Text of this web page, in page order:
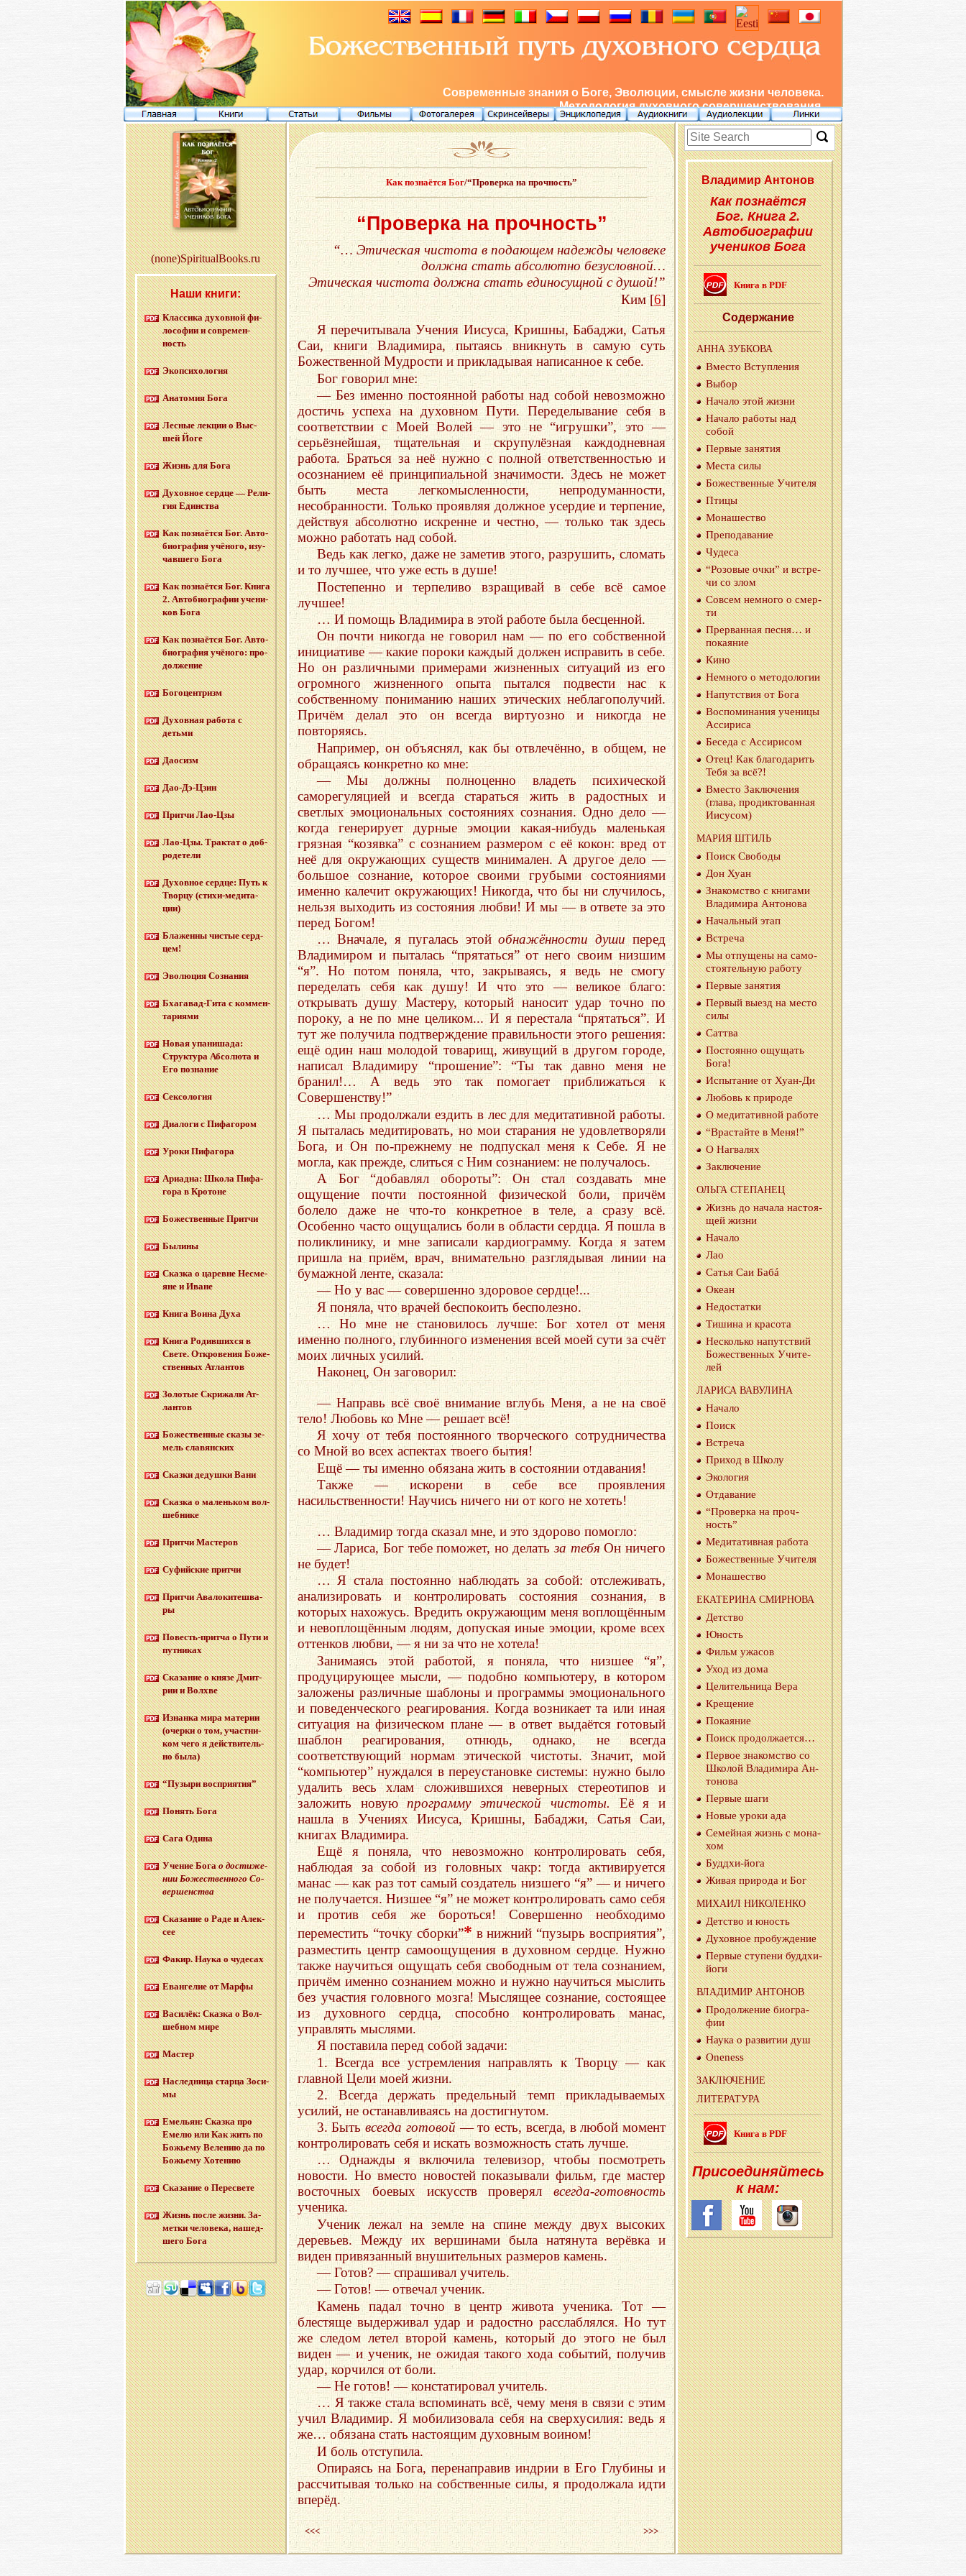
Современные знания о Боге, Эволюции, смысле жизни человека.
Методология духовного совершенствования.
Как познаётся Бог/“Проверка на прочность”
“Проверка на прочность”
“… Этическая чистота в подающем надежды человеке
должна стать абсолютно безусловной…
Этическая чистота должна стать единосущной с душой!”
Ким [6]
Я перечитывала Учения Иисуса, Кришны, Бабаджи, Сатья
Саи, книги Владимира, пытаясь вникнуть в самую суть
Божественной Мудрости и прикладывая написанное к себе.
Бог говорил мне:
— Без именно постоянной работы над собой невозможно
достичь успеха на духовном Пути. Переделывание себя в
соответствии с Моей Волей — это не “игрушки”, это —
серьёзнейшая, тщательная и скрупулёзная каждодневная
работа. Браться за неё нужно с полной ответственностью и
осознанием её принципиальной значимости. Здесь не может
быть места легкомысленности, непродуманности,
несобранности. Только проявляя должное усердие и терпение,
действуя абсолютно искренне и честно, — только так здесь
можно работать над собой.
Ведь как легко, даже не заметив этого, разрушить, сломать
и то лучшее, что уже есть в душе!
Постепенно и терпеливо взращивай в себе всё самое
лучшее!
… И помощь Владимира в этой работе была бесценной.
Он почти никогда не говорил нам — по его собственной
инициативе — какие пороки каждый должен исправить в себе.
Но он различными примерами жизненных ситуаций из его
огромного жизненного опыта пытался подвести нас к
собственному пониманию наших этических неблагополучий.
Причём делал это он всегда виртуозно и никогда не
повторяясь.
Например, он объяснял, как бы отвлечённо, в общем, не
обращаясь конкретно ко мне:
— Мы должны полноценно владеть психической
саморегуляцией и всегда стараться жить в радостных и
светлых эмоциональных состояниях сознания. Одно дело —
когда генерирует дурные эмоции какая-нибудь маленькая
грязная “козявка” с сознанием размером с её кокон: вред от
неё для окружающих существ минимален. А другое дело —
большое сознание, которое своими грубыми состояниями
именно калечит окружающих! Никогда, что бы ни случилось,
нельзя выходить из состояния любви! И мы — в ответе за это
перед Богом!
… Вначале, я пугалась этойобнажённости душиперед
Владимиром и пыталась “прятаться” от него своим низшим
“я”. Но потом поняла, что, закрываясь, я ведь не смогу
переделать себя как душу! И что это — великое благо:
открывать душу Мастеру, который наносит удар точно по
пороку, а не по мне целиком... И я перестала “прятаться”. И
тут же получила подтверждение правильности этого решения:
ещё один наш молодой товарищ, живущий в другом городе,
написал Владимиру “прошение”: “Ты так давно меня не
бранил!… А ведь это так помогает приближаться к
Совершенству!”
… Мы продолжали ездить в лес для медитативной работы.
Я пыталась медитировать, но мои старания не удовлетворяли
Бога, и Он по-прежнему не подпускал меня к Себе. Я не
могла, как прежде, слиться с Ним сознанием: не получалось.
А Бог “добавлял обороты”: Он стал создавать мне
ощущение почти постоянной физической боли, причём
болело даже не что-то конкретное в теле, а сразу всё.
Особенно часто ощущались боли в области сердца. Я пошла в
поликлинику, и мне записали кардиограмму. Когда я затем
пришла на приём, врач, внимательно разглядывая линии на
бумажной ленте, сказала:
— Но у вас — совершенно здоровое сердце!...
Я поняла, что врачей беспокоить бесполезно.
… Но мне не становилось лучше: Бог хотел от меня
именно полного, глубинного изменения всей моей сути за счёт
моих личных усилий.
Наконец, Он заговорил:
— Направь всё своё внимание вглубь Меня, а не на своё
тело! Любовь ко Мне — решает всё!
Я хочу от тебя постоянного творческого сотрудничества
со Мной во всех аспектах твоего бытия!
Ещё — ты именно обязана жить в состоянии отдавания!
Также — искорени в себе все проявления
насильственности! Научись ничего ни от кого не хотеть!
… Владимир тогда сказал мне, и это здорово помогло:
— Лариса, Бог тебе поможет, но делатьза тебяОн ничего
не будет!
… Я стала постоянно наблюдать за собой: отслеживать,
анализировать и контролировать состояния сознания, в
которых нахожусь. Вредить окружающим меня воплощённым
и невоплощённым людям, допуская иные эмоции, кроме всех
оттенков любви, — я ни за что не хотела!
Занимаясь этой работой, я поняла, что низшее “я”,
продуцирующее мысли, — подобно компьютеру, в котором
заложены различные шаблоны и программы эмоционального
и поведенческого реагирования. Когда возникает та или иная
ситуация на физическом плане — в ответ выдаётся готовый
шаблон реагирования, отнюдь, однако, не всегда
соответствующий нормам этической чистоты. Значит, мой
“компьютер” нуждался в переустановке системы: нужно было
удалить весь хлам сложившихся неверных стереотипов и
заложить новуюпрограмму этической чистоты. Её я и
нашла в Учениях Иисуса, Кришны, Бабаджи, Сатья Саи,
книгах Владимира.
Ещё я поняла, что невозможно контролировать себя,
наблюдая за собой из головных чакр: тогда активируется
манас — как раз тот самый создатель низшего “я” — и ничего
не получается. Низшее “я” не может контролировать само себя
и против себя же бороться! Совершенно необходимо
переместить “точку сборки”*в нижний “пузырь восприятия”,
разместить центр самоощущения в духовном сердце. Нужно
также научиться ощущать себя свободным от тела сознанием,
причём именно сознанием можно и нужно научиться мыслить
без участия головного мозга! Мыслящее сознание, состоящее
из духовного сердца, способно контролировать манас,
управлять мыслями.
Я поставила перед собой задачи:
1. Всегда все устремления направлять к Творцу — как
главной Цели моей жизни.
2. Всегда держать предельный темп прикладываемых
усилий, не останавливаясь на достигнутом.
3. Бытьвсегда готовой— то есть, всегда, в любой момент
контролировать себя и искать возможность стать лучше.
… Однажды я включила телевизор, чтобы посмотреть
новости. Но вместо новостей показывали фильм, где мастер
восточных боевых искусств проверял всегда-готовность
ученика.
Ученик лежал на земле на спине между двух высоких
деревьев. Между их вершинами была натянута верёвка и
виден привязанный внушительных размеров камень.
— Готов? — спрашивал учитель.
— Готов! — отвечал ученик.
Камень падал точно в центр живота ученика. Тот —
блестяще выдерживал удар и радостно расслаблялся. Но тут
же следом летел второй камень, который до этого не был
виден — и ученик, не ожидая такого хода событий, получив
удар, корчился от боли.
— Не готов! — констатировал учитель.
… Я также стала вспоминать всё, чему меня в связи с этим
учил Владимир. Я мобилизовала себя на сверхусилия: ведь я
же… обязана стать настоящим духовным воином!
И боль отступила.
Опираясь на Бога, перенаправив индрии в Его Глубины и
рассчитывая только на собственные силы, я продолжала идти
вперёд.
<<< >>>
Вла­ди­мир Ан­то­нов
Как познаётся
Бог. Книга 2.
Автобиографии
учеников Бога
Книга в PDF
Со­дер­жа­ние
АННА ЗУБ­КО­ВА
Вме­сто Вступ­ле­ния
Выбор
На­ча­ло этой жизни
На­ча­ло ра­бо­ты над
собой
Пер­вые за­ня­тия
Места силы
Бо­же­ствен­ные Учи­те­ля
Птицы
Мо­на­ше­ство
Пре­по­да­ва­ние
Чу­де­са
“Ро­зо­вые очки” и встре­
чи со злом
Со­всем немно­го о смер­
ти
Пре­рван­ная песня… и
по­ка­я­ние
Кино
Немно­го о ме­то­до­ло­гии
На­пут­ствия от Бога
Вос­по­ми­на­ния уче­ни­цы
Ас­си­ри­са
Бе­се­да с Ас­си­ри­сом
Отец! Как бла­го­да­рить
Тебя за всё?!
Вме­сто За­клю­че­ния
(глава, про­дик­то­ван­ная
Иису­сом)
МАРИЯ ШТИЛЬ
Поиск Сво­бо­ды
Дон Хуан
Зна­ком­ство с кни­га­ми
Вла­ди­ми­ра Ан­то­но­ва
На­чаль­ный этап
Встре­ча
Мы от­пу­ще­ны на са­мо­
сто­я­тель­ную ра­бо­ту
Пер­вые за­ня­тия
Пер­вый выезд на место
силы
Саттва
По­сто­ян­но ощу­щать
Бога!
Ис­пы­та­ние от Ху­ан-Ди
Лю­бовь к при­ро­де
О ме­ди­та­тив­ной ра­бо­те
“Врас­тай­те в Меня!”
О На­г­ва­лях
За­клю­че­ние
ОЛЬГА СТЕ­ПА­НЕЦ
Жизнь до на­ча­ла на­сто­я­
щей жизни
На­ча­ло
Лао
Сатья Саи Бабá
Океан
Недо­стат­ки
Ти­ши­на и кра­со­та
Несколь­ко на­пут­ствий
Бо­же­ствен­ных Учи­те­
лей
ЛА­РИ­СА ВА­ВУ­ЛИ­НА
На­ча­ло
Поиск
Встре­ча
При­ход в Школу
Эко­ло­гия
От­да­ва­ние
“Про­вер­ка на проч­
ность”
Ме­ди­та­тив­ная ра­бо­та
Бо­же­ствен­ные Учи­те­ля
Мо­на­ше­ство
ЕКА­ТЕ­РИ­НА СМИР­НО­ВА
Дет­ство
Юность
Фильм ужа­сов
Уход из дома
Це­ли­тель­ни­ца Вера
Кре­ще­ние
По­ка­я­ние
Поиск про­дол­жа­ет­ся…
Пер­вое зна­ком­ство со
Шко­лой Вла­ди­ми­ра Ан­
то­но­ва
Пер­вые шаги
Новые уроки ада
Се­мей­ная жизнь с мо­на­
хом
Буд­дхи-йо­га
Живая при­ро­да и Бог
МИ­ХА­ИЛ НИ­КО­ЛЕН­КО
Дет­ство и юность
Ду­хов­ное про­буж­де­ние
Пер­вые сту­пе­ни буд­дхи-
йо­ги
ВЛА­ДИ­МИР АН­ТО­НОВ
Про­дол­же­ние био­гра­
фии
Наука о раз­ви­тии душ
Oneness
ЗА­КЛЮ­ЧЕ­НИЕ
ЛИ­ТЕ­РА­ТУ­РА
Книга в PDF
При­со­еди­няй­тесь
к нам:
(none)SpiritualBooks.ru
Наши книги:
Клас­си­ка ду­хов­ной фи­
ло­со­фии и со­вре­мен­
ность
Эко­пси­хо­ло­гия
Ана­то­мия Бога
Лес­ные лек­ции о Выс­
шей Йоге
Жизнь для Бога
Ду­хов­ное серд­це — Ре­ли­
гия Един­ства
Как по­зна­ёт­ся Бог. Ав­то­
био­гра­фия учё­но­го, изу­
чав­ше­го Бога
Как по­зна­ёт­ся Бог. Книга
2. Ав­то­био­гра­фии уче­ни­
ков Бога
Как по­зна­ёт­ся Бог. Ав­то­
био­гра­фия учё­но­го: про­
дол­же­ние
Бо­го­цен­тризм
Ду­хов­ная ра­бо­та с
детьми
Дао­сизм
Дао-Дэ-Цзин
Прит­чи Лао-Цзы
Лао-Цзы. Трак­тат о доб­
ро­де­те­ли
Ду­хов­ное серд­це: Путь к
Твор­цу (сти­хи-ме­ди­та­
ции)
Бла­жен­ны чи­стые серд­
цем!
Эво­лю­ция Со­зна­ния
Бха­га­вад-Ги­та с ком­мен­
та­ри­я­ми
Новая упа­ни­ша­да:
Струк­ту­ра Аб­со­лю­та и
Его по­зна­ние
Сек­со­ло­гия
Диа­ло­ги с Пи­фа­го­ром
Уроки Пи­фа­го­ра
Ари­ад­на: Школа Пи­фа­
го­ра в Кро­тоне
Бо­же­ствен­ные Прит­чи
Бы­ли­ны
Сказ­ка о ца­ревне Несме­
яне и Иване
Книга Воина Духа
Книга Ро­див­ших­ся в
Свете. От­кро­ве­ния Бо­же­
ствен­ных Ат­лан­тов
Зо­ло­тые Cкри­жа­ли Ат­
лан­тов
Бо­же­ствен­ные сказы зе­
мель сла­вян­ских
Сказ­ки де­душ­ки Вани
Сказ­ка о ма­лень­ком вол­
шеб­ни­ке
Прит­чи Ма­сте­ров
Су­фий­ские прит­чи
Прит­чи Ава­ло­ки­те­шва­
ры
По­весть-прит­ча о Пути и
пут­ни­ках
Ска­за­ние о князе Дмит­
рии и Волх­ве
Из­нан­ка мира ма­те­рии
(очер­ки о том, участ­ни­
ком чего я дей­стви­тель­
но была)
“Пу­зы­ри вос­при­я­тия”
По­нять Бога
Сага Одина
Уче­ние Богао до­сти­же­
нии Бо­же­ствен­но­го Со­
вер­шен­ства
Ска­за­ние о Раде и Алек­
сее
Факир. Наука о чу­де­сах
Еван­ге­лие от Марфы
Ва­си­лёк: Сказ­ка о Вол­
шеб­ном мире
Ма­стер
На­след­ни­ца стар­ца Зо­си­
мы
Еме­льян: Сказ­ка про
Емелю или Как жить по
Бо­жье­му Ве­ле­нию да по
Бо­жье­му Хо­те­нию
Ска­за­ние о Пе­ре­све­те
Жизнь после жизни. За­
мет­ки че­ло­ве­ка, на­шед­
ше­го Бога